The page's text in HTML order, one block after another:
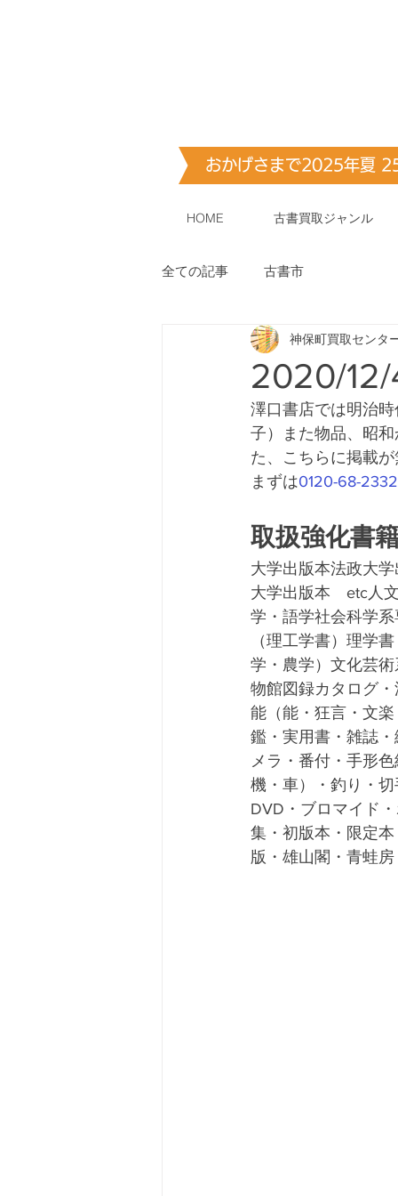
おかげさまで2025年夏
HOME 古書買取ジャンル
全ての記事 古書市
2020/
神保町買取センタ
澤口書店では明治
子）また物品、昭
た、こちらに掲載
まずは0120-68-2332
取扱強化書
大学出版本法政大
大学出版本　etc人
学・語学社会科学
（理工学書）理学
学・農学）文化芸
物館図録カタログ
能（能・狂言・文
鑑・実用書・雑誌
メラ・番付・手形
機・車）・釣り・
DVD・ブロマイド
集・初版本・限定
版・雄山閣・青蛙